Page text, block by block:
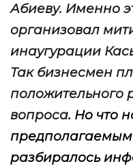
Абиеву. Именно
организовал
инаугурации
Так бизнесмен
положительного
вопроса. Но что
разбиралось